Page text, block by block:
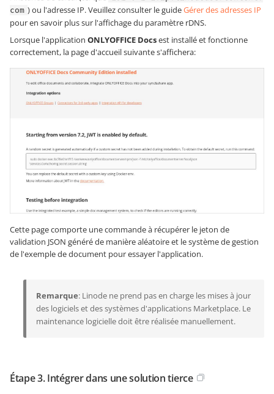
com ) ou l'adresse IP. Veuillez consulter le guideGérer des adresses IP
pour en savoir plus sur l'affichage du paramètre rDNS.
Lorsque l'application ONLYOFFICE Docsest installé et fonctionne
correctement, la page d'accueil suivante s'affichera:
Cette page comporte une commande à récupérer le jeton de
validation JSON généré de manière aléatoire et le système de gestion
de l'exemple de document pour essayer l'application.
Remarque: Linode ne prend pas en charge les mises à jour
des logiciels et des systèmes d'applications Marketplace. Le
maintenance logicielle doit être réalisée manuellement.
Étape 3. Intégrer dans une solution tierce